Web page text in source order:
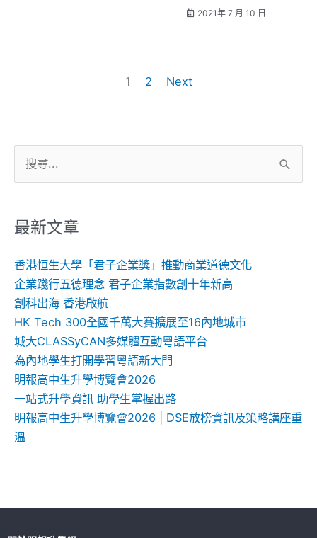
2021年 7 月 10 日
1 2 Next
尋
鍵
最新文章
香港恒生大學「君子企業獎」推動商業道德文化
企業踐行五德理念 君子企業指數創十年新高
創科出海 香港啟航
HK Tech 300全國千萬大賽擴展至16內地城市
城大CLASSyCAN多媒體互動粵語平台
為內地學生打開學習粵語新大門
明報高中生升學博覽會2026
一站式升學資訊 助學生掌握出路
明報高中生升學博覽會2026 | DSE放榜資訊及策略講座重
溫